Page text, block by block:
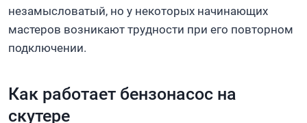
незамысловатый, но у некоторых начинающих
мастеров возникают трудности при его повторном
подключении.
Как работает бензонасос на
скутере